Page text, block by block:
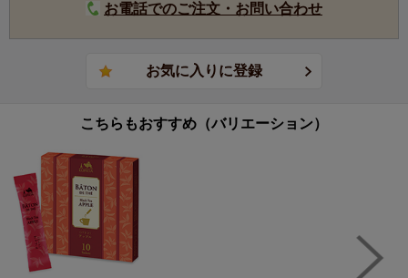
お電話でのご注文・お問い合わせ
こちらもおすすめ（バリエーション）